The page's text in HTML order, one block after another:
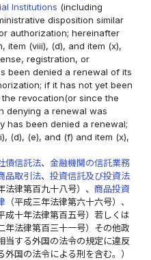
Institutions (including
disposition similar
authorization; hereinafter
item (viii), (d), and item (x),
registration, or
been denied a renewal of its
if it has not yet been
revocation(or since the
denying a renewal was
has been denied a renewal;
(d), (e), and (f) and item (x),
債信託法、 金融機関の信託業務
品取引法、 投資信託及び投資法
法律第百九十八号）、 商品投資
（平成三年法律第六十六号）、
成十年法律第百五号）若しくは
年法律第百三十一号）その他政
当する外国の法令の規定に違反
国の法令による刑を含む。）